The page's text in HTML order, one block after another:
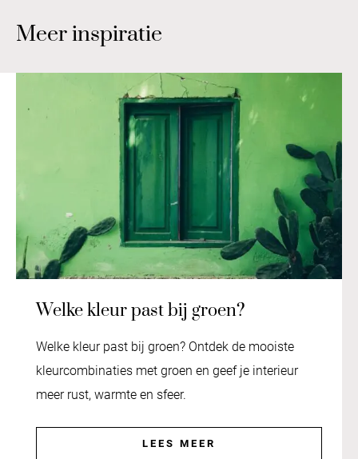
Meer inspiratie
Welke kleur past bij groen?
Welke kleur past bij groen? Ontdek de mooiste
kleurcombinaties met groen en geef je interieur
meer rust, warmte en sfeer.
LEES MEER